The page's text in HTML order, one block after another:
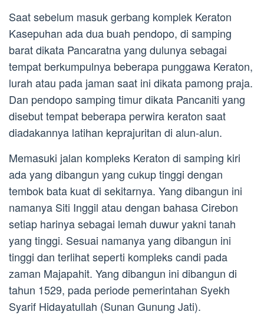
Saat sebelum masuk gerbang komplek Keraton
Kasepuhan ada dua buah pendopo, di samping
barat dikata Pancaratna yang dulunya sebagai
tempat berkumpulnya beberapa punggawa Keraton,
lurah atau pada jaman saat ini dikata pamong praja.
Dan pendopo samping timur dikata Pancaniti yang
disebut tempat beberapa perwira keraton saat
diadakannya latihan keprajuritan di alun-alun.
Memasuki jalan kompleks Keraton di samping kiri
ada yang dibangun yang cukup tinggi dengan
tembok bata kuat di sekitarnya. Yang dibangun ini
namanya Siti Inggil atau dengan bahasa Cirebon
setiap harinya sebagai lemah duwur yakni tanah
yang tinggi. Sesuai namanya yang dibangun ini
tinggi dan terlihat seperti kompleks candi pada
zaman Majapahit. Yang dibangun ini dibangun di
tahun 1529, pada periode pemerintahan Syekh
Syarif Hidayatullah (Sunan Gunung Jati).